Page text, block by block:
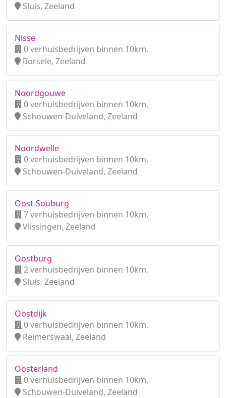
Sluis, Zeeland
Nisse
0 verhuisbedrijven binnen 10km.
Borsele, Zeeland
Noordgouwe
0 verhuisbedrijven binnen 10km.
Schouwen-Duiveland, Zeeland
Noordwelle
0 verhuisbedrijven binnen 10km.
Schouwen-Duiveland, Zeeland
Oost-Souburg
7 verhuisbedrijven binnen 10km.
Vlissingen, Zeeland
Oostburg
2 verhuisbedrijven binnen 10km.
Sluis, Zeeland
Oostdijk
0 verhuisbedrijven binnen 10km.
Reimerswaal, Zeeland
Oosterland
0 verhuisbedrijven binnen 10km.
Schouwen-Duiveland, Zeeland